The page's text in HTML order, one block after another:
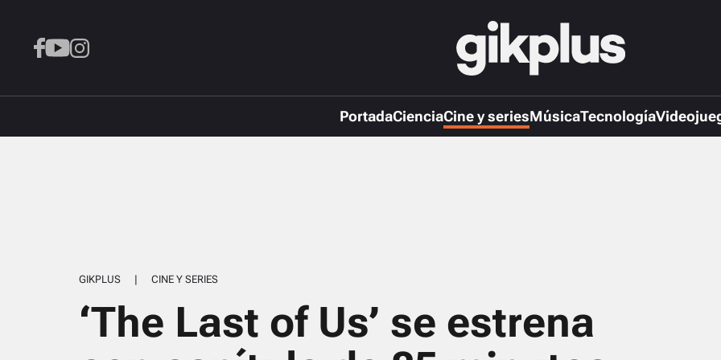
PortadaCienciaCine y seriesMúsicaTecnología
GIKPLUS | CINE Y SERIES
‘The Last of Us’ se estrena